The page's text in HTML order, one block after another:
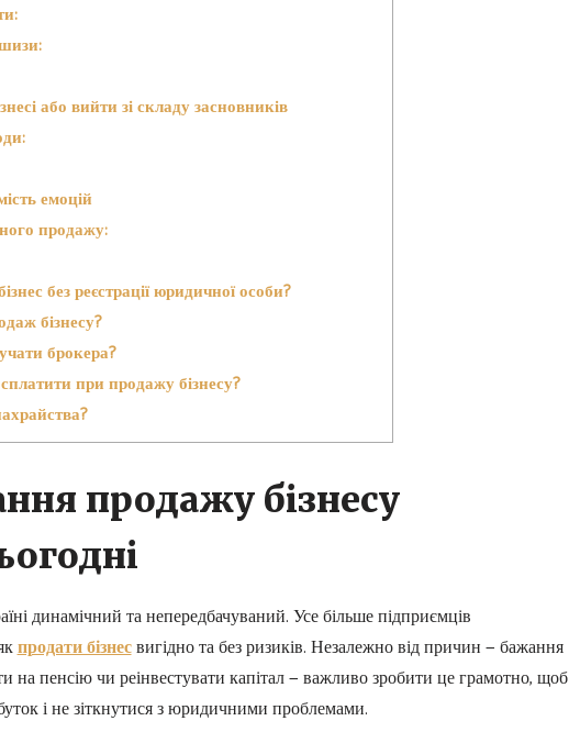
або вийти зі складу засновників
емоцій
продажу:
без реєстрації юридичної особи?
бізнесу?
брокера?
при продажу бізнесу?
продажу бізнесу
динамічний та непередбачуваний. Усе більше підприємців
продати бізнесвигідно та без ризиків. Незалежно від причин — бажання
на пенсію чи реінвестувати капітал — важливо зробити це грамотно, щоб
і не зіткнутися з юридичними проблемами.